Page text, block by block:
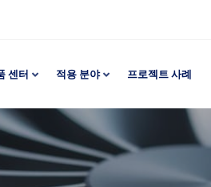
센터 적용 분야 프로젝트 사례